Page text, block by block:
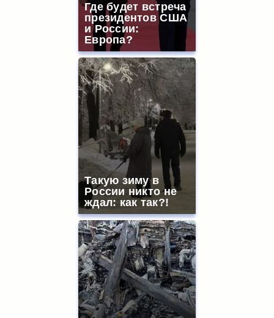
Где будет встреча
президентов США
и России:
Европа?
Такую зиму в
России никто не
ждал: как так?!